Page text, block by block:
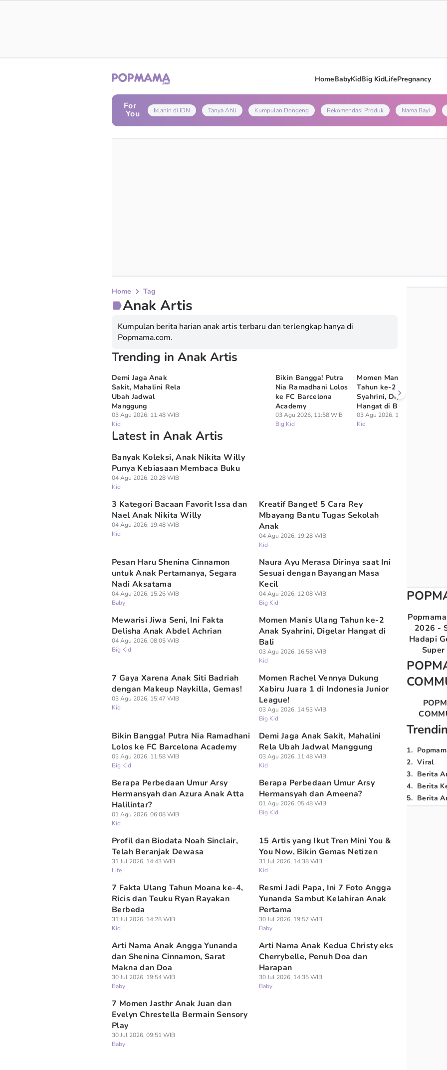
HomeBabyKidBig KidLifePregnancy
For
You Iklanin di IDN Tanya Ahli Kumpulan Dongeng Rekomendasi Produk Nama Bayi
Home Tag
Anak Artis
Kumpulan berita harian anak artis terbaru dan terlengkap hanya di
Popmama.com.
Trending in Anak Artis
Demi Jaga Anak
Sakit, Mahalini Rela
Ubah Jadwal
Manggung
03 Agu 2026, 11:48 WIB
Kid
Bikin Bangga! Putra
Nia Ramadhani Lolos
ke FC Barcelona
Academy
03 Agu 2026, 11:58 WIB
Big Kid
Momen Manis Ulang
Tahun ke-2 Anak
Syahrini, Digelar
Hangat di Bali
03 Agu 2026, 16:58 WIB
Kid
Latest in Anak Artis
Banyak Koleksi, Anak Nikita Willy
Punya Kebiasaan Membaca Buku
04 Agu 2026, 20:28 WIB
Kid
3 Kategori Bacaan Favorit Issa dan
Nael Anak Nikita Willy
04 Agu 2026, 19:48 WIB
Kid
Kreatif Banget! 5 Cara Rey
Mbayang Bantu Tugas Sekolah
Anak
04 Agu 2026, 19:28 WIB
Kid
Pesan Haru Shenina Cinnamon
untuk Anak Pertamanya, Segara
Nadi Aksatama
04 Agu 2026, 15:26 WIB
Baby
Naura Ayu Merasa Dirinya saat Ini
Sesuai dengan Bayangan Masa
Kecil
04 Agu 2026, 12:08 WIB
Big Kid
Mewarisi Jiwa Seni, Ini Fakta
Delisha Anak Abdel Achrian
04 Agu 2026, 08:05 WIB
Big Kid
Momen Manis Ulang Tahun ke-2
Anak Syahrini, Digelar Hangat di
Bali
03 Agu 2026, 16:58 WIB
Kid
7 Gaya Xarena Anak Siti Badriah
dengan Makeup Naykilla, Gemas!
03 Agu 2026, 15:47 WIB
Kid
Momen Rachel Vennya Dukung
Xabiru Juara 1 di Indonesia Junior
League!
03 Agu 2026, 14:53 WIB
Big Kid
Bikin Bangga! Putra Nia Ramadhani
Lolos ke FC Barcelona Academy
03 Agu 2026, 11:58 WIB
Big Kid
Demi Jaga Anak Sakit, Mahalini
Rela Ubah Jadwal Manggung
03 Agu 2026, 11:48 WIB
Kid
Berapa Perbedaan Umur Arsy
Hermansyah dan Azura Anak Atta
Halilintar?
01 Agu 2026, 06:08 WIB
Kid
Berapa Perbedaan Umur Arsy
Hermansyah dan Ameena?
01 Agu 2026, 05:48 WIB
Big Kid
Profil dan Biodata Noah Sinclair,
Telah Beranjak Dewasa
31 Jul 2026, 14:43 WIB
Life
15 Artis yang Ikut Tren Mini You &
You Now, Bikin Gemas Netizen
31 Jul 2026, 14:38 WIB
Kid
7 Fakta Ulang Tahun Moana ke-4,
Ricis dan Teuku Ryan Rayakan
Berbeda
31 Jul 2026, 14:28 WIB
Kid
Resmi Jadi Papa, Ini 7 Foto Angga
Yunanda Sambut Kelahiran Anak
Pertama
30 Jul 2026, 19:57 WIB
Baby
Arti Nama Anak Angga Yunanda
dan Shenina Cinnamon, Sarat
Makna dan Doa
30 Jul 2026, 19:54 WIB
Baby
Arti Nama Anak Kedua Christy eks
Cherrybelle, Penuh Doa dan
Harapan
30 Jul 2026, 14:35 WIB
Baby
7 Momen Jasthr Anak Juan dan
Evelyn Chrestella Bermain Sensory
Play
30 Jul 2026, 09:51 WIB
Baby
2026 -
Hadapi
1.
2. Viral
3. Berita
4. Berita
5. Berita